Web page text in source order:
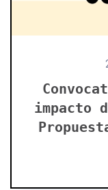
impacto